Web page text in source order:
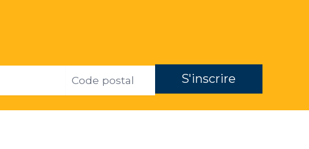
ZIP S'inscrire